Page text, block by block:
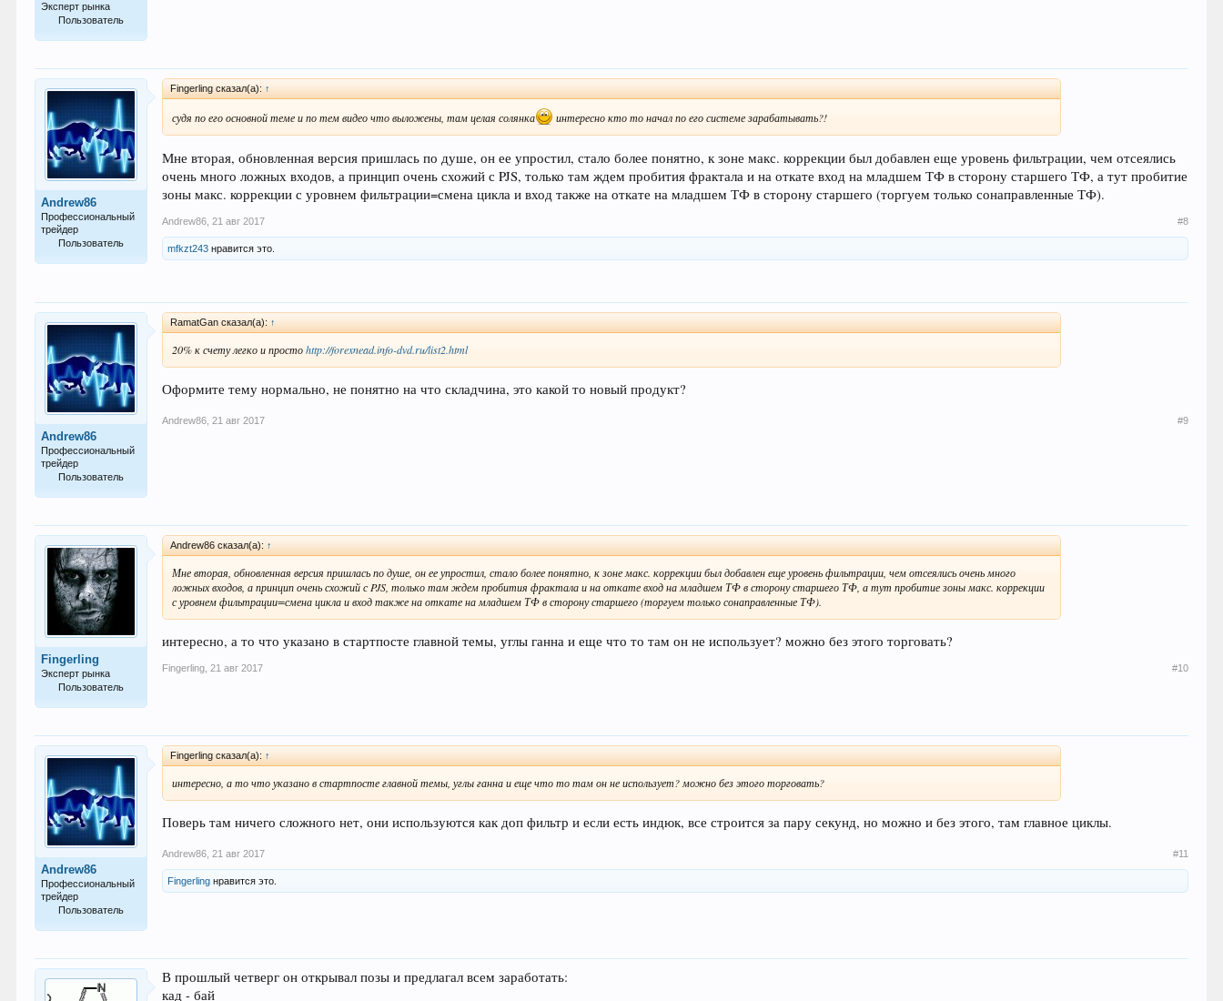
Эксперт рынка
Пользователь
Andrew86
Профессиональный
трейдер
Пользователь
Fingerling сказал(а): ↑
судя по его основной теме и по тем видео что выложены, там целая солянка интересно кто то начал по его системе зарабатывать?!
Мне вторая, обновленная версия пришлась по душе, он ее упростил, стало более понятно, к зоне макс. коррекции был добавлен еще уровень фильтрации, чем отсеялись
очень много ложных входов, а принцип очень схожий с PJS, только там ждем пробития фрактала и на откате вход на младшем ТФ в сторону старшего ТФ, а тут пробитие
зоны макс. коррекции с уровнем фильтрации=смена цикла и вход также на откате на младшем ТФ в сторону старшего (торгуем только сонаправленные ТФ).
Andrew86 21 авг 2017 #8
mfkzt243 нравится это.
Andrew86
Профессиональный
трейдер
Пользователь
RamatGan сказал(а): ↑
20% к счету легко и простоhttp://forexnead.info-dvd.ru/list2.html
Оформите тему нормально, не понятно на что складчина, это какой то новый продукт?
Andrew86 21 авг 2017 #9
Fingerling
Эксперт рынка
Пользователь
Andrew86 сказал(а): ↑
Мне вторая, обновленная версия пришлась по душе, он ее упростил, стало более понятно, к зоне макс. коррекции был добавлен еще уровень фильтрации, чем отсеялись очень много
ложных входов, а принцип очень схожий с PJS, только там ждем пробития фрактала и на откате вход на младшем ТФ в сторону старшего ТФ, а тут пробитие зоны макс. коррекции
с уровнем фильтрации=смена цикла и вход также на откате на младшем ТФ в сторону старшего (торгуем только сонаправленные ТФ).
интересно, а то что указано в стартпосте главной темы, углы ганна и еще что то там он не использует? можно без этого торговать?
Fingerling 21 авг 2017 #10
Andrew86
Профессиональный
трейдер
Пользователь
Fingerling сказал(а): ↑
интересно, а то что указано в стартпосте главной темы, углы ганна и еще что то там он не использует? можно без этого торговать?
Поверь там ничего сложного нет, они используются как доп фильтр и если есть индюк, все строится за пару секунд, но можно и без этого, там главное циклы.
Andrew86 21 авг 2017 #11
Fingerling нравится это.
В прошлый четверг он открывал позы и предлагал всем заработать:
кад - бай